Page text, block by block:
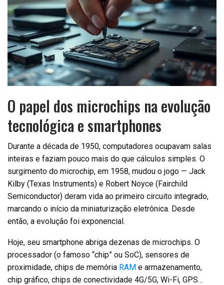
O papel dos microchips na evolução
tecnológica e smartphones
Durante a década de 1950, computadores ocupavam salas
inteiras e faziam pouco mais do que cálculos simples. O
surgimento do microchip, em 1958, mudou o jogo — Jack
Kilby (Texas Instruments) e Robert Noyce (Fairchild
Semiconductor) deram vida ao primeiro circuito integrado,
marcando o início da miniaturização eletrônica. Desde
então, a evolução foi exponencial.
Hoje, seu smartphone abriga dezenas de microchips. O
processador (o famoso “chip” ou SoC), sensores de
proximidade, chips de memória RAM e armazenamento,
chip gráfico, chips de conectividade 4G/5G, Wi-Fi, GPS…